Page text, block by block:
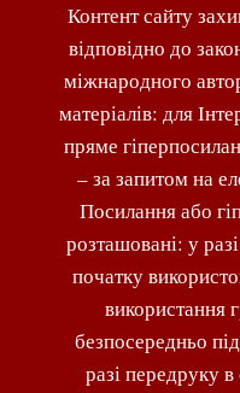
Контент сайту
відповідно до
міжнародного
матеріалів: для
пряме
– за запитом на
Посилання або
розташовані: у
початку
використання
безпосередньо
разі передруку